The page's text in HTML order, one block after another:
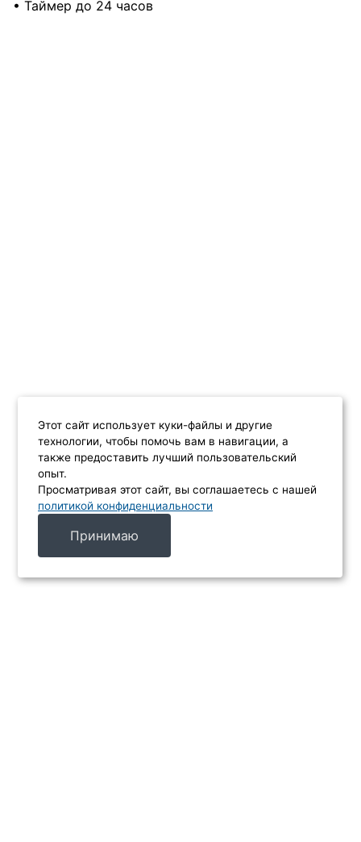
• Таймер до 24 часов
Этот сайт использует куки-файлы и другие
технологии, чтобы помочь вам в навигации, а
также предоставить лучший пользовательский
опыт.
Просматривая этот сайт, вы соглашаетесь с нашей
политикой конфиденциальности
Принимаю